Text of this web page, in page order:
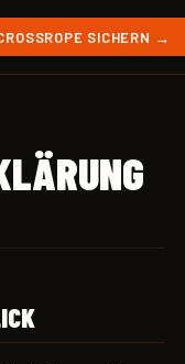
SICHERN →